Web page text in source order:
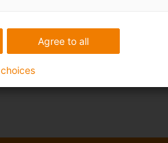
Agree to all